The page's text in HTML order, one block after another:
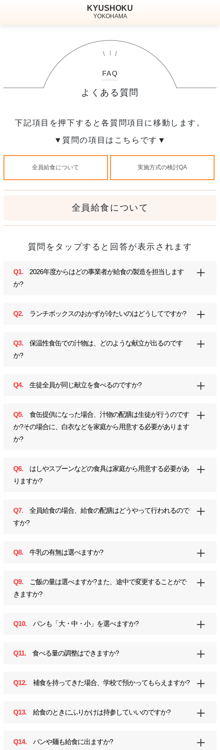
KYUSHOKU
YOKOHAMA
FAQ
よくある質問
下記項目を押下すると各質問項目に移動します。
▼質問の項目はこちらです▼
全員給食について 実施方式の検討QA
全員給食について
質問をタップすると回答が表示されます
Q1.2026年度からはどの事業者が給食の製造を担当します
か?
Q2.ランチボックスのおかずが冷たいのはどうしてですか?
Q3.保温性食缶での汁物は、どのような献立が出るのです
か?
Q4.生徒全員が同じ献立を食べるのですか?
Q5.食缶提供になった場合、汁物の配膳は生徒が行うのです
か?その場合に、白衣などを家庭から用意する必要があります
か?
Q6.はしやスプーンなどの食具は家庭から用意する必要があ
りますか?
Q7.全員給食の場合、給食の配膳はどうやって行われるので
すか?
Q8.牛乳の有無は選べますか?
Q9.ご飯の量は選べますか?また、途中で変更することがで
きますか?
Q10.パンも「大・中・小」を選べますか?
Q11.食べる量の調整はできますか?
Q12.補食を持ってきた場合、学校で預かってもらえますか?
Q13.給食のときにふりかけは持参していいのですか?
Q14.パンや麺も給食に出ますか?